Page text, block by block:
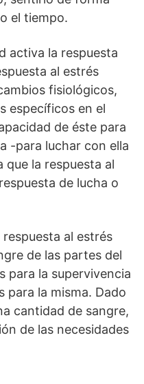
el tiempo.
activa la respuesta
al estrés
fisiológicos,
específicos en el
de éste para
-para luchar con ella
que la respuesta al
de lucha o
al estrés
de las partes del
para la supervivencia
para la misma. Dado
cantidad de sangre,
de las necesidades